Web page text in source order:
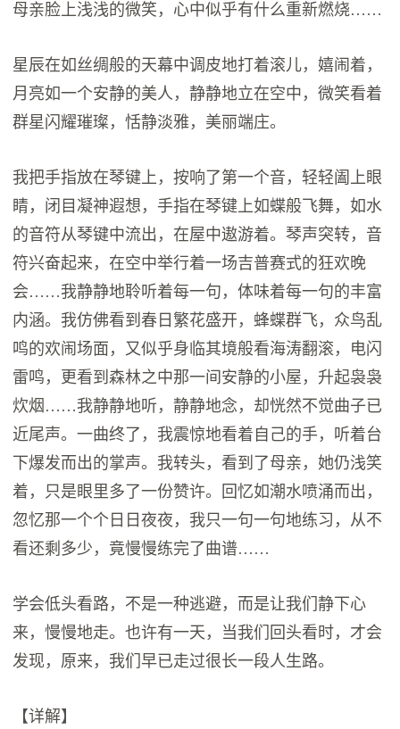
母亲脸上浅浅的微笑，心中似乎有什么重新燃烧……
星辰在如丝绸般的天幕中调皮地打着滚儿，嬉闹着，
月亮如一个安静的美人，静静地立在空中，微笑看着
群星闪耀璀璨，恬静淡雅，美丽端庄。
我把手指放在琴键上，按响了第一个音，轻轻阖上眼
睛，闭目凝神遐想，手指在琴键上如蝶般飞舞，如水
的音符从琴键中流出，在屋中遨游着。琴声突转，音
符兴奋起来，在空中举行着一场吉普赛式的狂欢晚
会……我静静地聆听着每一句，体味着每一句的丰富
内涵。我仿佛看到春日繁花盛开，蜂蝶群飞，众鸟乱
鸣的欢闹场面，又似乎身临其境般看海涛翻滚，电闪
雷鸣，更看到森林之中那一间安静的小屋，升起袅袅
炊烟……我静静地听，静静地念，却恍然不觉曲子已
近尾声。一曲终了，我震惊地看着自己的手，听着台
下爆发而出的掌声。我转头，看到了母亲，她仍浅笑
着，只是眼里多了一份赞许。回忆如潮水喷涌而出，
忽忆那一个个日日夜夜，我只一句一句地练习，从不
看还剩多少，竟慢慢练完了曲谱……
学会低头看路，不是一种逃避，而是让我们静下心
来，慢慢地走。也许有一天，当我们回头看时，才会
发现，原来，我们早已走过很长一段人生路。
【详解】